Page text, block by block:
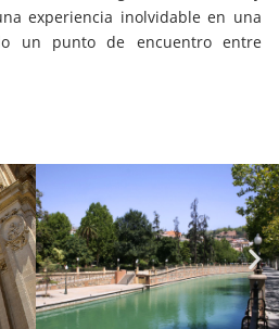
experiencia inolvidable en una
un punto de encuentro entre